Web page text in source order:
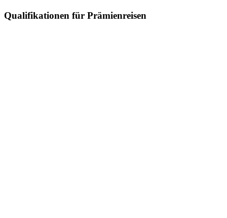
Qualifikationen für Prämienreisen